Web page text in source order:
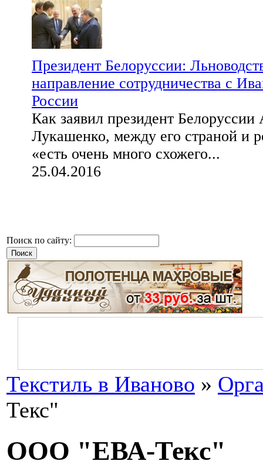
Президент Белоруссии:
направление сотрудничества с
России
Как заявил президент Белоруссии
Лукашенко, между его страной и
«есть очень много схожего...
25.04.2016
Поиск по сайту:
Текстиль в Иваново »
Текс"
ООО "ЕВА-Текс"